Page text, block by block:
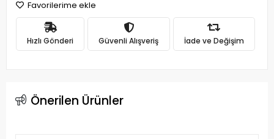
Favorilerime ekle
Hızlı Gönderi Güvenli Alışveriş İade ve Değişim
Önerilen Ürünler